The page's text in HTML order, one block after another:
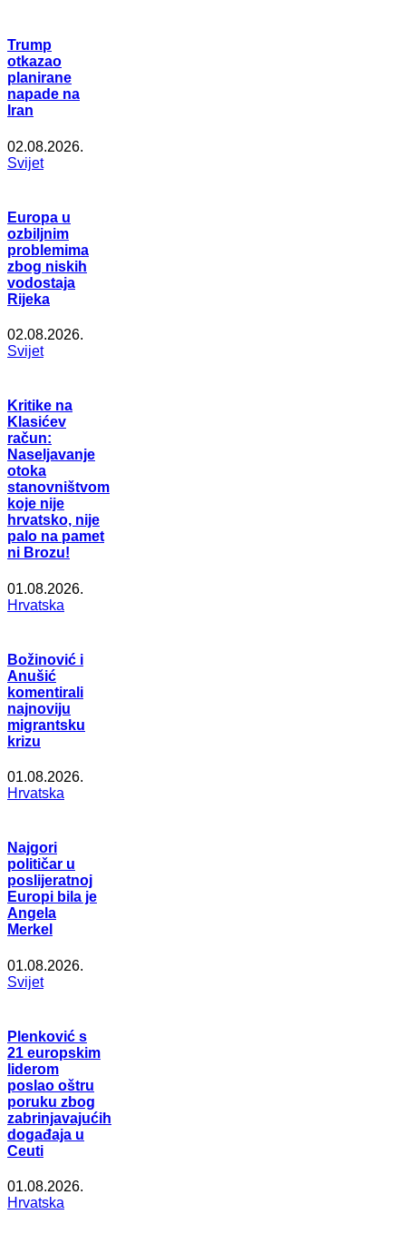
Trump
otkazao
planirane
napade na
Iran
02.08.2026.
Svijet
Europa u
ozbiljnim
problemima
zbog niskih
vodostaja
Rijeka
02.08.2026.
Svijet
Kritike na
Klasićev
račun:
Naseljavanje
otoka
stanovništvom
koje nije
hrvatsko, nije
palo na pamet
ni Brozu!
01.08.2026.
Hrvatska
Božinović i
Anušić
komentirali
najnoviju
migrantsku
krizu
01.08.2026.
Hrvatska
Najgori
političar u
poslijeratnoj
Europi bila je
Angela
Merkel
01.08.2026.
Svijet
Plenković s
21 europskim
liderom
poslao oštru
poruku zbog
zabrinjavajućih
događaja u
Ceuti
01.08.2026.
Hrvatska